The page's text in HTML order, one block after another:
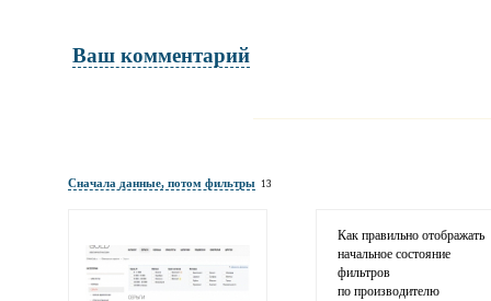
Ваш комментарий
Сначала данные, потом фильтры 13
Как правильно отображать
начальное состояние
фильтров
по производителю